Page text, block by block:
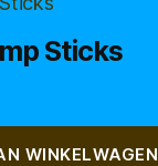
Sticks
WINKELWAGEN